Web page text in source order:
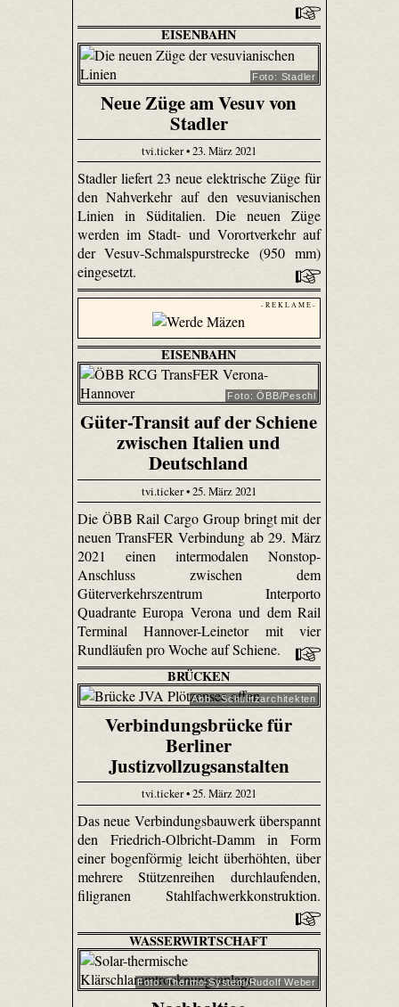
EISENBAHN
Foto: Stadler
Neue Züge am Vesuv von
Stadler
tvi.ticker • 23. März 2021
Stadler liefert 23 neue elektrische Züge für
den Nahverkehr auf den vesuvianischen
Linien in Süditalien. Die neuen Züge
werden im Stadt- und Vorortverkehr auf
der Vesuv-Schmalspurstrecke (950 mm)
eingesetzt.
- R E K L A M E -
EISENBAHN
Foto: ÖBB/Peschl
Güter-Transit auf der Schiene
zwischen Italien und
Deutschland
tvi.ticker • 25. März 2021
Die ÖBB Rail Cargo Group bringt mit der
neuen TransFER Verbindung ab 29. März
2021 einen intermodalen Nonstop-
Anschluss zwischen dem
Güterverkehrszentrum Interporto
Quadrante Europa Verona und dem Rail
Terminal Hannover-Leinetor mit vier
Rundläufen pro Woche auf Schiene.
BRÜCKEN
Abb.: Schulitzarchitekten
Verbindungsbrücke für
Berliner
Justizvollzugsanstalten
tvi.ticker • 25. März 2021
Das neue Verbindungsbauwerk überspannt
den Friedrich-Olbricht-Damm in Form
einer bogenförmig leicht überhöhten, über
mehrere Stützenreihen durchlaufenden,
filigranen Stahlfachwerkkonstruktion.
WASSERWIRTSCHAFT
Foto: Thermo-System/Rudolf Weber